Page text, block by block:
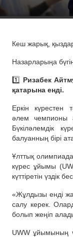
Кеш жарық, қыздар
Назарларыңа
1️⃣ Ризабек
қатарына енді.
Еркін күрестен
әлем чемпионы
Бүкіләлемдік
балуанның бірі
Ұлттық
күрес ұйымы
күттіретін үздік
«Жұлдызы енді
салу керек.
болып жеңіп
UWW ұйымының